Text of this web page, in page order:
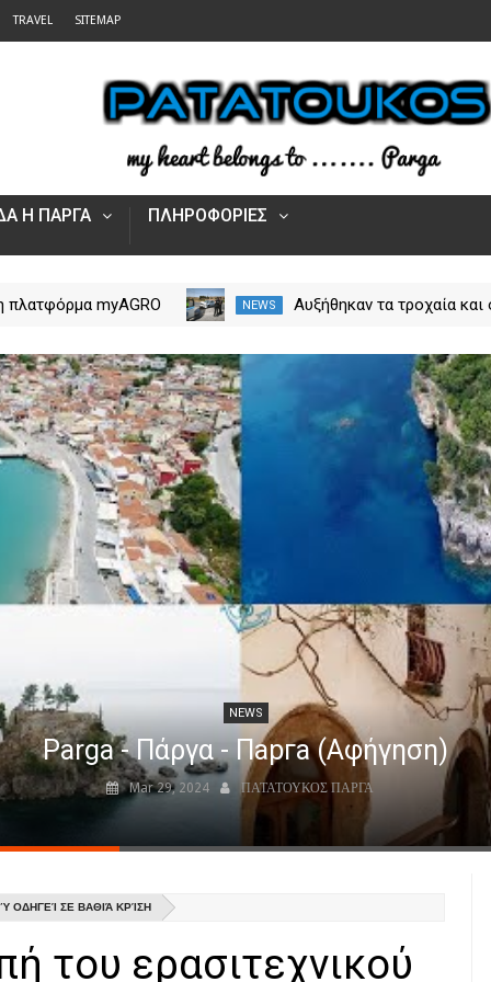
TRAVEL SITEMAP
Η ΠΑΡΓΑ ΠΛΗΡΟΦΟΡΙΕΣ
πλατφόρμα myAGRO
Ενίσχυσης
NEWS
Αυξήθηκαν τα τροχαία και
NEWS
Parga - Πάργα - Парга (Αφήγηση)
Mar 29, 2024 ΠΑΤΑΤΟΥΚΟΣ ΠΑΡΓΑ
ΟΔΗΓΕΊ ΣΕ ΒΑΘΙΆ ΚΡΊΣΗ
του ερασιτεχνικού